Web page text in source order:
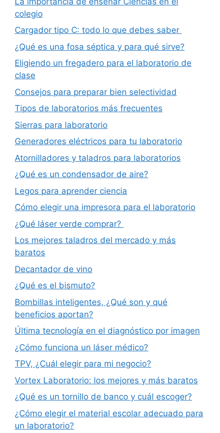
colegio
Cargador tipo C: todo lo que debes saber
¿Qué es una fosa séptica y para qué sirve?
Eligiendo un fregadero para el laboratorio de
clase
Consejos para preparar bien selectividad
Tipos de laboratorios más frecuentes
Sierras para laboratorio
Generadores eléctricos para tu laboratorio
Atornilladores y taladros para laboratorios
¿Qué es un condensador de aire?
Legos para aprender ciencia
Cómo elegir una impresora para el laboratorio
¿Qué láser verde comprar?
Los mejores taladros del mercado y más
baratos
Decantador de vino
¿Qué es el bismuto?
Bombillas inteligentes, ¿Qué son y qué
beneficios aportan?
Última tecnología en el diagnóstico por imagen
¿Cómo funciona un láser médico?
TPV, ¿Cuál elegir para mi negocio?
Vortex Laboratorio: los mejores y más baratos
¿Qué es un tornillo de banco y cuál escoger?
¿Cómo elegir el material escolar adecuado para
un laboratorio?